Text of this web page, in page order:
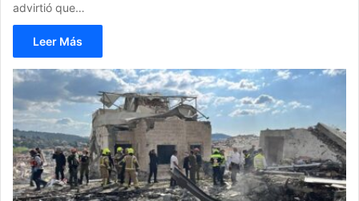
advirtió que…
Leer Más